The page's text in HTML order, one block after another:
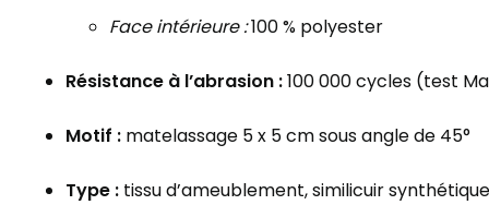
Face intérieure :100 % polyester
Résistance à l’abrasion :100 000 cycles (test
Motif : matelassage 5 x 5 cm sous angle de 45°
Type : tissu d’ameublement, similicuir synthétique